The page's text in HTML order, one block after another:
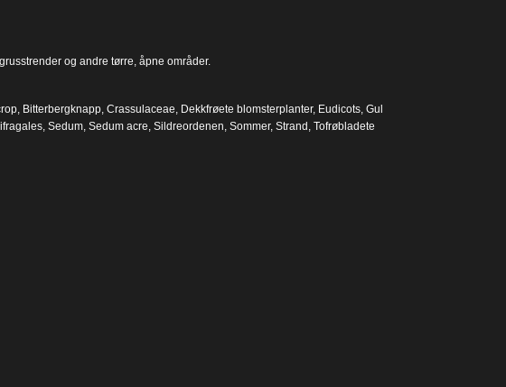
og andre tørre, åpne områder.
, Bitterbergknapp, Crassulaceae Dekkfrøete blomsterplanter, Eudicots, Gul
, Sedum, Sedum acre Sildreordenen Sommer, Strand Tofrøbladete